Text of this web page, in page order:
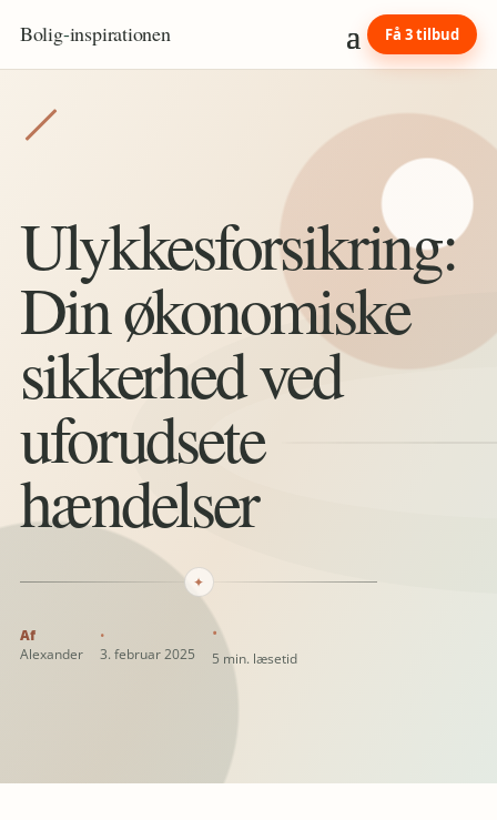
Bolig-inspirationen Få 3 tilbud
Ulykkesforsikring:
Din økonomiske
sikkerhed ved
uforudsete
hændelser
✦
Alexander 3. februar 2025 5 min. læsetid